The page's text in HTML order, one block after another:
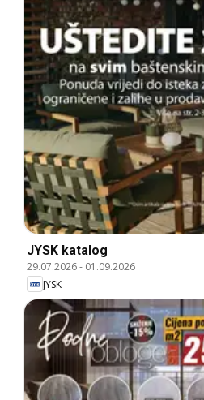
JYSK katalog
29.07.2026- 01.09.2026
JYSK